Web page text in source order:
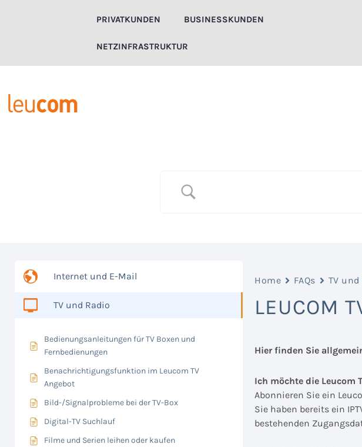
PRIVATKUNDEN BUSINESSKUNDEN
NETZINFRASTRUKTUR
Internet und E-Mail
TV und Radio
Bedienungsanleitungen für TV Boxen und
Fernbedienungen
Benachrichtigungsfunktion im Leucom TV
Angebot
Bild-/Signalprobleme bei der TV-Box
Digital-TV Suchlauf
Filme und Serien leihen oder kaufen
Home FAQs TV
LEUCOM
Hier finden Sie
Ich möchte die Leucom
Abonnieren Sie ein
Sie haben bereits ein
bestehenden